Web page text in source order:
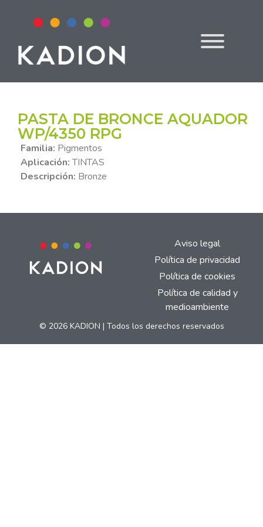
PASTA DE BRONCE AQUADOR
WP/4350 RPG
Familia: Pigmentos
Aplicación:TINTAS
Descripción: Bronze
Aviso legal
Política de privacidad
Política de cookies
Política de calidad y
medioambiente
© 2026 KADION | Todos los derechos reservados